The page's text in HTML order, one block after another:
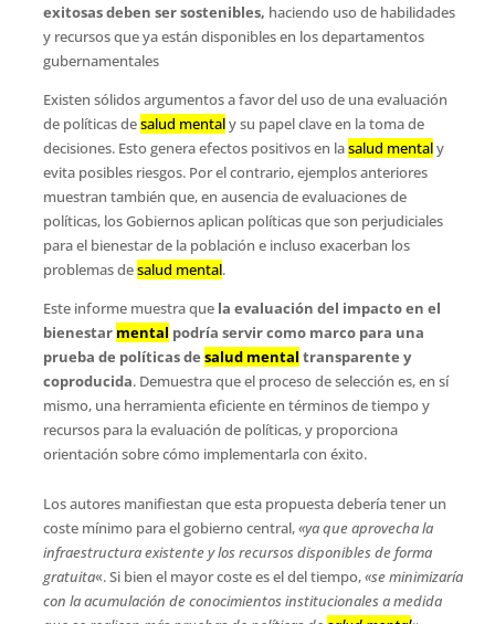
exitosas deben ser sostenibles, haciendo uso de habilidades
y recursos que ya están disponibles en los departamentos
gubernamentales
Existen sólidos argumentos a favor del uso de una evaluación
de políticas desalud mentaly su papel clave en la toma de
decisiones. Esto genera efectos positivos en lasalud mentaly
evita posibles riesgos. Por el contrario, ejemplos anteriores
muestran también que, en ausencia de evaluaciones de
políticas, los Gobiernos aplican políticas que son perjudiciales
para el bienestar de la población e incluso exacerban los
problemas desalud mental.
Este informe muestra que la evaluación del impacto en el
bienestar mental podría servir como marco para una
prueba de políticas de salud mental transparente y
coproducida. Demuestra que el proceso de selección es, en sí
mismo, una herramienta eficiente en términos de tiempo y
recursos para la evaluación de políticas, y proporciona
orientación sobre cómo implementarla con éxito.
Los autores manifiestan que esta propuesta debería tener un
coste mínimo para el gobierno central,«ya que aprovecha la
infraestructura existente y los recursos disponibles de forma
gratuita«. Si bien el mayor coste es el del tiempo,«se minimizaría
con la acumulación de conocimientos institucionales a medida